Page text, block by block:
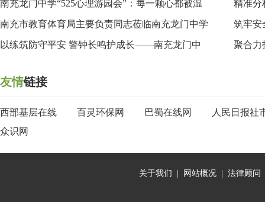
南充龙门中学“525心理游园会”：每一颗心都被温 精准
南充市教育体育局主要负责同志莅临南充龙门中学 筑牢
以练筑防守平安 警钟长鸣护成长——南充龙门中 聚合
友情链接
西部基层在线 百灵环保网 巴蜀在线网
人民日报社
众识网
关于我们 网站概况| 法律顾问